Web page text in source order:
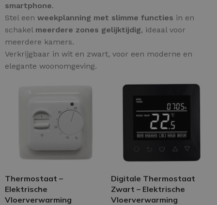
smartphone.
Stel een weekplanning met slimme functies in en
schakel meerdere zones gelijktijdig, ideaal voor
meerdere kamers.
Verkrijgbaar in wit en zwart, voor een moderne en
elegante woonomgeving.
Thermostaat –
Elektrische
Vloerverwarming
Digitale Thermostaat
Zwart – Elektrische
Vloerverwarming